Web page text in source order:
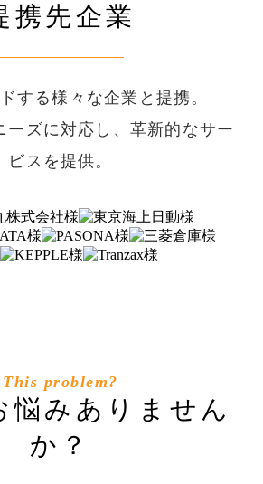
携先企業
する様々な企業と提携。
ーズに対応し、革新的なサー
ビスを提供。
This problem?
悩みありません
か？